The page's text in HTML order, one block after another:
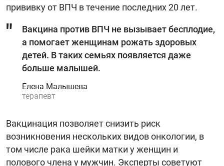
прививку от ВПЧ в течение последних 20 лет.
Вакцина против ВПЧ не вызывает бесплодие,
а помогает женщинам рожать здоровых
детей. В таких семьях появляется даже
больше малышей.
Елена Малышева
терапевт
Вакцинация позволяет снизить риск
возникновения нескольких видов онкологии, в
том числе рака шейки матки у женщин и
полового члена у мужчин. Эксперты советуют